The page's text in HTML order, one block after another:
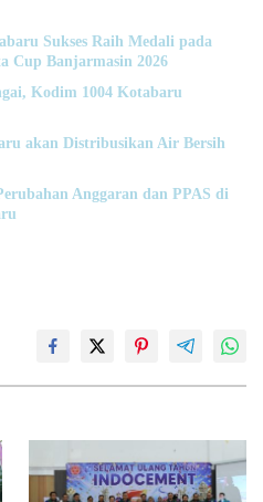
Sukses Raih Medali pada
Cup Banjarmasin 2026
Kodim 1004 Kotabaru
akan Distribusikan Air Bersih
Anggaran dan PPAS di